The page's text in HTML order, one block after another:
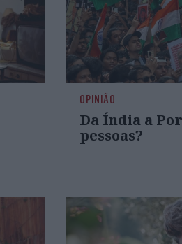
OPINIÃO
Da Índia a
pessoas?